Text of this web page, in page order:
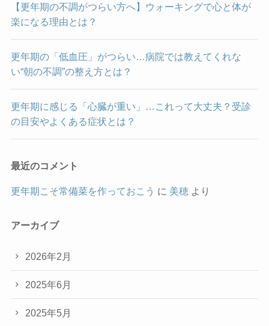
【更年期の不調がつらい方へ】ウォーキングで心と体が
楽になる理由とは？
更年期の「低血圧」がつらい…病院では教えてくれな
い“朝の不調”の整え方とは？
更年期に感じる「心臓が重い」…これって大丈夫？受診
の目安やよくある症状とは？
最近のコメント
更年期こそ常備菜を作っておこう に 美穂より
アーカイブ
2026年2月
2025年6月
2025年5月